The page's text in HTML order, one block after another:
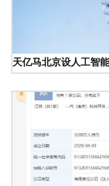
天亿马北京设人工智